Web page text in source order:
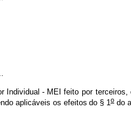
Individual - MEI feito por terceiros
do aplicáveis os efeitos do § 1o do